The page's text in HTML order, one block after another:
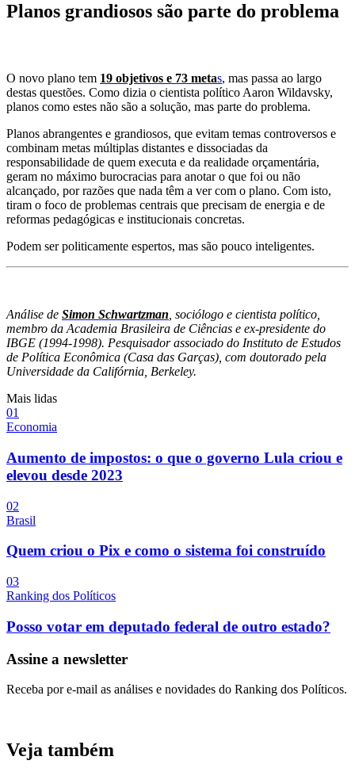
Planos grandiosos são parte do problema
O novo plano tem 19 objetivos e 73 metas, mas passa ao largo
destas questões. Como dizia o cientista político Aaron Wildavsky,
planos como estes não são a solução, mas parte do problema.
Planos abrangentes e grandiosos, que evitam temas controversos e
combinam metas múltiplas distantes e dissociadas da
responsabilidade de quem executa e da realidade orçamentária,
geram no máximo burocracias para anotar o que foi ou não
alcançado, por razões que nada têm a ver com o plano. Com isto,
tiram o foco de problemas centrais que precisam de energia e de
reformas pedagógicas e institucionais concretas.
Podem ser politicamente espertos, mas são pouco inteligentes.
Análise de Simon Schwartzman , sociólogo e cientista político,
membro da Academia Brasileira de Ciências e ex-presidente do
IBGE (1994-1998). Pesquisador associado do Instituto de Estudos
de Política Econômica (Casa das Garças), com doutorado pela
Universidade da Califórnia, Berkeley.
Mais lidas
01
Economia
Aumento de impostos: o que o governo Lula criou e
elevou desde 2023
02
Brasil
Quem criou o Pix e como o sistema foi construído
03
Ranking dos Políticos
Posso votar em deputado federal de outro estado?
Assine a newsletter
Receba por e-mail as análises e novidades do Ranking dos Políticos.
Veja também